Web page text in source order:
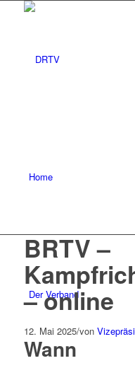
Home
Der Verband
BRTV –
– online
12. Mai 2025/von
Wann